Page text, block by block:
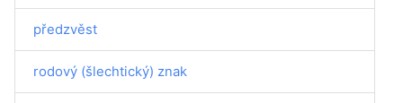
předzvěst
rodový (šlechtický) znak